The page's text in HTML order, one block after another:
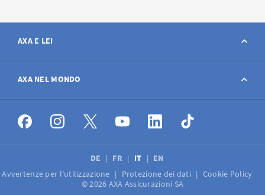
AXA E LEI
Contatto
Avviso sinistro
Offerte di lavoro
Media
AXA NEL MONDO
AXA nel mondo
DE FR IT
EN
Avvertenze per l'utilizzazione
Protezione dei dati
Cookie Policy
© 2026 AXA Assicurazioni SA